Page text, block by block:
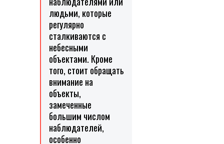
людьми, которые
регулярно
сталкиваются с
небесными
объектами. Кроме
того, стоит обращать
внимание на
объекты,
замеченные
большим числом
наблюдателей,
особенно